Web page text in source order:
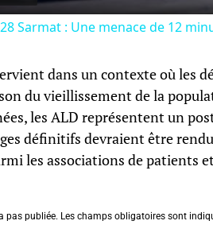
Sarmat : Une menace de 12
dans un contexte où les
du vieillissement de la
les ALD représentent un
définitifs devraient être
les associations de patients
pas publiée. Les champs obligatoires sont